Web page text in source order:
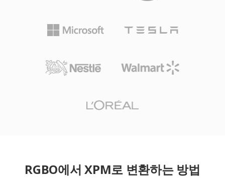
RGBO에서 XPM로 변환하는 방법